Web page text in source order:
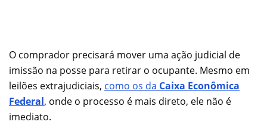
O comprador precisará mover uma ação judicial de
imissão na posse para retirar o ocupante. Mesmo em
leilões extrajudiciais, como os da Caixa Econômica
Federal, onde o processo é mais direto, ele não é
imediato.